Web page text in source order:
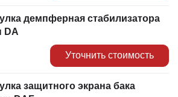
демпферная стабилизатора
DA
Уточнить стоимость
защитного экрана бака